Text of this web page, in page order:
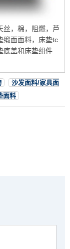
丝，棉，阻燃，芦
缎面面料，床垫tc
底盖和床垫组件
沙发面料/家具面
面料